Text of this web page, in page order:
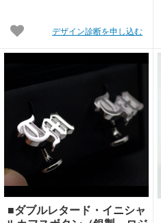
デザイン診断を申し込む
■ダブルレタード・イニシャ